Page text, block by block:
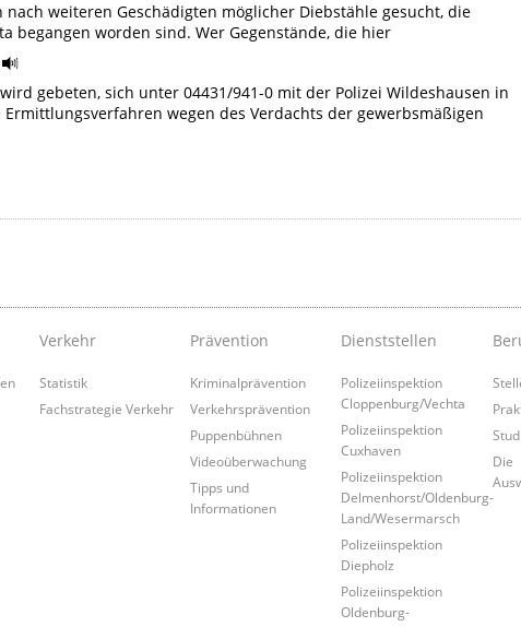
weiteren Geschädigten möglicher Diebstähle gesucht, die
begangen worden sind. Wer Gegenstände, die hier
gebeten, sich unter 04431/941-0 mit der Polizei Wildeshausen in
wegen des Verdachts der gewerbsmäßigen
Verkehr
Statistik
Fachstrategie Verkehr
Prävention
Kriminalprävention
Verkehrsprävention
Puppenbühnen
Videoüberwachung
Tipps und
Informationen
Dienststellen
Polizeiinspektion
Cloppenburg/Vechta
Polizeiinspektion
Cuxhaven
Polizeiinspektion
Delmenhorst/Oldenburg-
Land/Wesermarsch
Polizeiinspektion
Diepholz
Polizeiinspektion
Oldenburg-
Die